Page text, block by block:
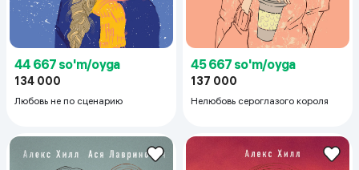
44 667 so'm/oyga
134 000
Любовь не по сценарию
45 667 so'm/oyga
137 000
Нелюбовь сероглазого короля